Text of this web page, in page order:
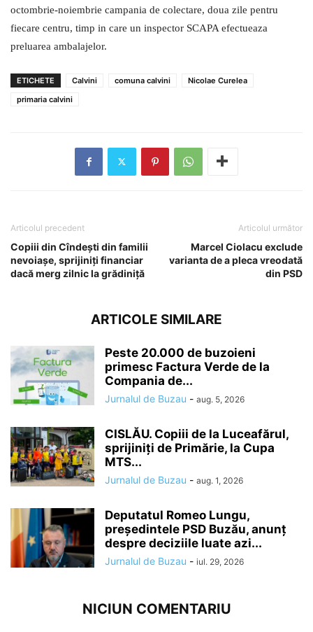
octombrie-noiembrie campania de colectare, doua zile pentru
fiecare centru, timp in care un inspector SCAPA efectueaza
preluarea ambalajelor.
ETICHETE Calvini comuna calvini
Nicolae Curelea
primaria calvini
Articolul precedent
Copiii din Cîndești din familii
nevoiașe, sprijiniți financiar
dacă merg zilnic la grădiniță
Articolul următor
Marcel Ciolacu exclude
varianta de a pleca vreodată
din PSD
ARTICOLE SIMILARE
Peste 20.000 de buzoieni
primesc Factura Verde de la
Compania de...
Jurnalul de Buzau - aug. 5, 2026
CISLĂU. Copiii de la Luceafărul,
sprijiniți de Primărie, la Cupa
MTS...
Jurnalul de Buzau - aug. 1, 2026
Deputatul Romeo Lungu,
președintele PSD Buzău, anunț
despre deciziile luate azi...
Jurnalul de Buzau - iul. 29, 2026
NICIUN COMENTARIU